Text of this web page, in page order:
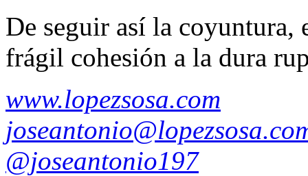
De seguir así la coyuntura,
frágil cohesión a la dura
www.lopezsosa.com
@joseantonio197